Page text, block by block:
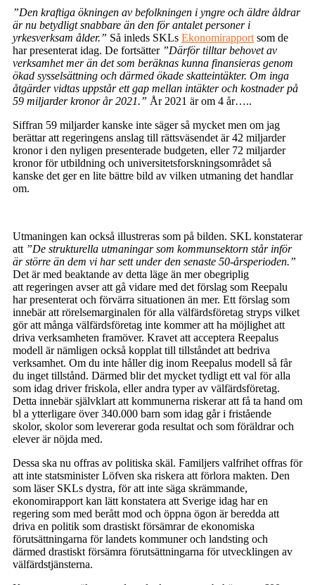
”Den kraftiga ökningen av befolkningen i yngre och äldre åldrar
är nu betydligt snabbare än den för antalet personer i
yrkesverksam ålder.” Så inleds SKLs Ekonomirapport som de
har presenterat idag. De fortsätter ”Därför tilltar behovet av
verksamhet mer än det som beräknas kunna finansieras genom
ökad sysselsättning och därmed ökade skatteintäkter. Om inga
åtgärder vidtas uppstår ett gap mellan intäkter och kostnader på
59 miljarder kronor år 2021.” År 2021 är om 4 år…..
Siffran 59 miljarder kanske inte säger så mycket men om jag
berättar att regeringens anslag till rättsväsendet är 42 miljarder
kronor i den nyligen presenterade budgeten, eller 72 miljarder
kronor för utbildning och universitetsforskningsområdet så
kanske det ger en lite bättre bild av vilken utmaning det handlar
om.
Utmaningen kan också illustreras som på bilden. SKL konstaterar
att ”De strukturella utmaningar som kommunsektorn står inför
är större än dem vi har sett under den senaste 50-årsperioden.”
Det är med beaktande av detta läge än mer obegriplig
att regeringen avser att gå vidare med det förslag som Reepalu
har presenterat och förvärra situationen än mer. Ett förslag som
innebär att rörelsemarginalen för alla välfärdsföretag stryps vilket
gör att många välfärdsföretag inte kommer att ha möjlighet att
driva verksamheten framöver. Kravet att acceptera Reepalus
modell är nämligen också kopplat till tillståndet att bedriva
verksamhet. Om du inte håller dig inom Reepalus modell så får
du inget tillstånd. Därmed blir det mycket tydligt ett val för alla
som idag driver friskola, eller andra typer av välfärdsföretag.
Detta innebär självklart att kommunerna riskerar att få ta hand om
bl a ytterligare över 340.000 barn som idag går i fristående
skolor, skolor som levererar goda resultat och som föräldrar och
elever är nöjda med.
Dessa ska nu offras av politiska skäl. Familjers valfrihet offras för
att inte statsminister Löfven ska riskera att förlora makten. Den
som läser SKLs dystra, för att inte säga skrämmande,
ekonomirapport kan lätt konstatera att Sverige idag har en
regering som med berått mod och öppna ögon är beredda att
driva en politik som drastiskt försämrar de ekonomiska
förutsättningarna för landets kommuner och landsting och
därmed drastiskt försämra förutsättningarna för utvecklingen av
välfärdstjänsterna.